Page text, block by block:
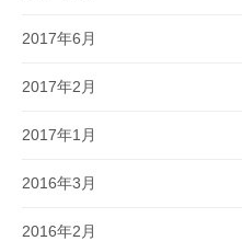
2017年6月
2017年2月
2017年1月
2016年3月
2016年2月